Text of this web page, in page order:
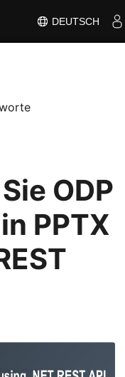
DEUTSCH
ODP
PPTX